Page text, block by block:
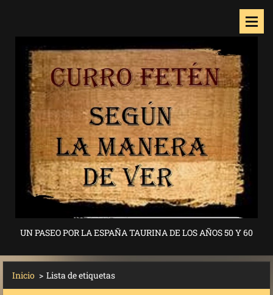
UN PASEO POR LA ESPAÑA TAURINA DE LOS AÑOS 50 Y 60
Inicio > Lista de etiquetas